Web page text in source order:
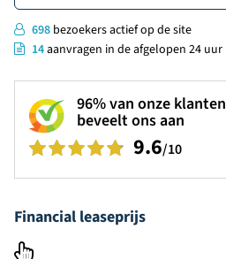
698 bezoekers actief op de site
14aanvragen in de afgelopen 24 uur
96%van onze klanten
beveelt ons aan
9.6/10
Financial leaseprijs